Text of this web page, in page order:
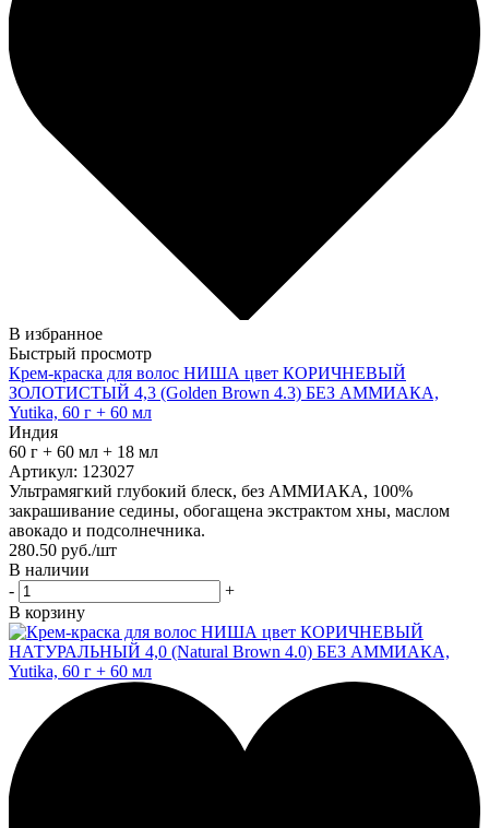
В избранное
Быстрый просмотр
Крем-краска для волос НИША цвет КОРИЧНЕВЫЙ
ЗОЛОТИСТЫЙ 4,3 (Golden Brown 4.3) БЕЗ АММИАКА,
Yutika, 60 г + 60 мл
Индия
60 г + 60 мл + 18 мл
Артикул: 123027
Ультрамягкий глубокий блеск, без АММИАКА, 100%
закрашивание седины, обогащена экстрактом хны, маслом
авокадо и подсолнечника.
280.50 руб./шт
В наличии
-
+
В корзину